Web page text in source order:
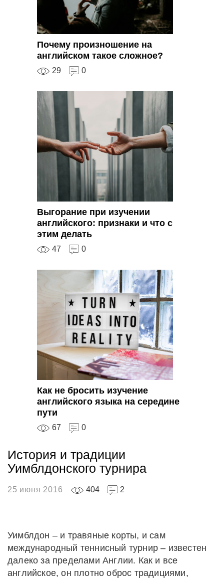
Почему произношение на
английском такое сложное?
29 0
Выгорание при изучении
английского: признаки и что с
этим делать
47 0
Как не бросить изучение
английского языка на середине
пути
67 0
История и традиции
Уимблдонского турнира
25 июня 2016 404 2
Уимблдон – и травяные корты, и сам
международный теннисный турнир – известен
далеко за пределами Англии. Как и все
английское, он плотно оброс традициями,